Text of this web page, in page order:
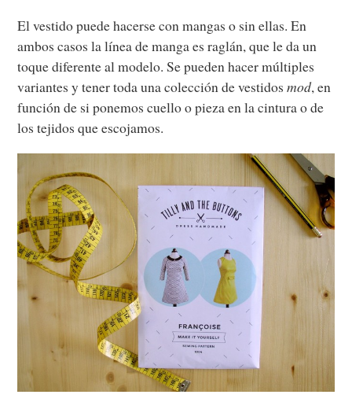
El vestido puede hacerse con mangas o sin ellas. En
ambos casos la línea de manga es raglán, que le da un
toque diferente al modelo. Se pueden hacer múltiples
variantes y tener toda una colección de vestidosmod, en
función de si ponemos cuello o pieza en la cintura o de
los tejidos que escojamos.